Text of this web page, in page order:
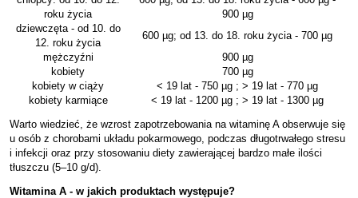
roku życia
900 µg
dziewczęta - od 10. do
12. roku życia
600 µg; od 13. do 18. roku życia - 700 µg
mężczyźni
900 µg
kobiety
700 µg
kobiety w ciąży
< 19 lat - 750 µg ; > 19 lat - 770 µg
kobiety karmiące
< 19 lat - 1200 µg ; > 19 lat - 1300 µg
Warto wiedzieć, że wzrost zapotrzebowania na witaminę A obserwuje się
u osób z chorobami układu pokarmowego, podczas długotrwałego stresu
i infekcji oraz przy stosowaniu diety zawierającej bardzo małe ilości
tłuszczu (5–10 g/d).
Witamina A - w jakich produktach występuje?